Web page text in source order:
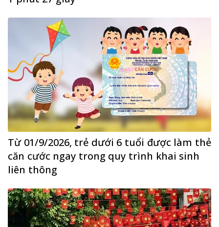
Từ 01/9/2026, trẻ dưới 6 tuổi được làm thẻ
căn cước ngay trong quy trình khai sinh
liên thông